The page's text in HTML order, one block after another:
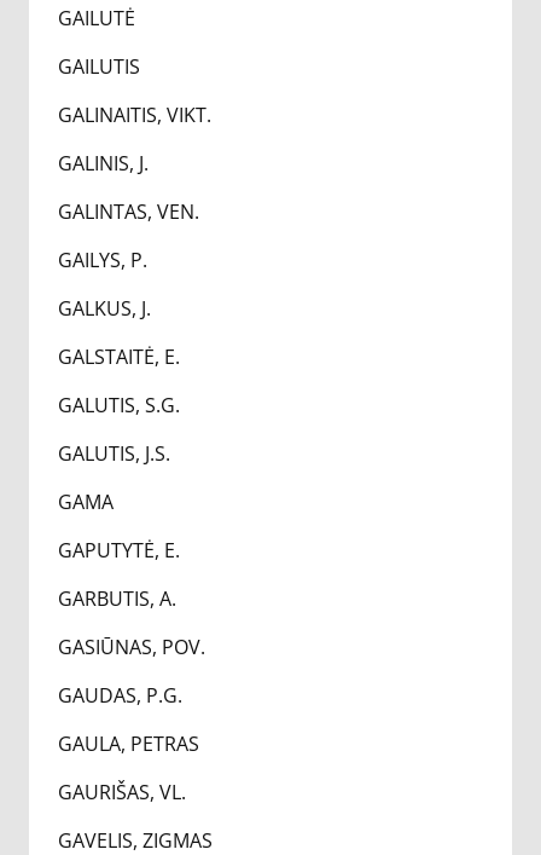
GAILUTĖ
GAILUTIS
GALINAITIS, VIKT.
GALINIS, J.
GALINTAS, VEN.
GAILYS, P.
GALKUS, J.
GALSTAITĖ, E.
GALUTIS, S.G.
GALUTIS, J.S.
GAMA
GAPUTYTĖ, E.
GARBUTIS, A.
GASIŪNAS, POV.
GAUDAS, P.G.
GAULA, PETRAS
GAURIŠAS, VL.
GAVELIS, ZIGMAS